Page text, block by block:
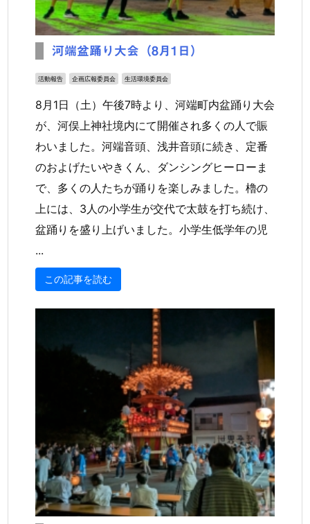
河端盆踊り大会（8月1日）
活動報告 企画広報委員会 生活環境委員会
8月1日（土）午後7時より、河端町内盆踊り大会
が、河俣上神社境内にて開催され多くの人で賑
わいました。河端音頭、浅井音頭に続き、定番
のおよげたいやきくん、ダンシングヒーローま
で、多くの人たちが踊りを楽しみました。櫓の
上には、3人の小学生が交代で太鼓を打ち続け、
盆踊りを盛り上げいました。小学生低学年の児
...
この記事を読む